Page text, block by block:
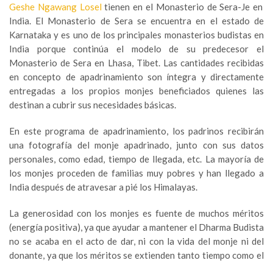
Geshe Ngawang Losel tienen en el Monasterio de Sera-Je en
India. El Monasterio de Sera se encuentra en el estado de
Karnataka y es uno de los principales monasterios budistas en
India porque continúa el modelo de su predecesor el
Monasterio de Sera en Lhasa, Tibet. Las cantidades recibidas
en concepto de apadrinamiento son íntegra y directamente
entregadas a los propios monjes beneficiados quienes las
destinan a cubrir sus necesidades básicas.
En este programa de apadrinamiento, los padrinos recibirán
una fotografía del monje apadrinado, junto con sus datos
personales, como edad, tiempo de llegada, etc. La mayoría de
los monjes proceden de familias muy pobres y han llegado a
India después de atravesar a pié los Himalayas.
La generosidad con los monjes es fuente de muchos méritos
(energía positiva), ya que ayudar a mantener el Dharma Budista
no se acaba en el acto de dar, ni con la vida del monje ni del
donante, ya que los méritos se extienden tanto tiempo como el